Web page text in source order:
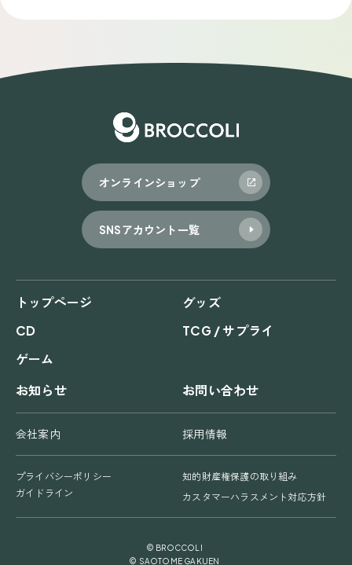
オンラインショップ
SNSアカウント一覧
トップページ
グッズ
CD
TCG / サプライ
ゲーム
お知らせ
お問い合わせ
会社案内 採用情報
プライバシーポリシー
知的財産権保護の取り組み
ガイドライン
カスタマーハラスメント対応方針
© BROCCOLI
© SAOTOME GAKUEN